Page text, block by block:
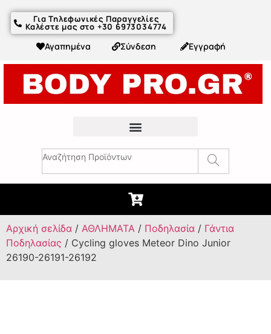
Για Τηλεφωνικές Παραγγελίες
Καλέστε μας στο +30 6973034774
Αγαπημένα Σύνδεση Εγγραφή
Αρχική σελίδα / ΑΘΛΗΜΑΤΑ / Ποδηλασία / Γάντια
Ποδηλασίας / Cycling gloves Meteor Dino Junior
26190-26191-26192